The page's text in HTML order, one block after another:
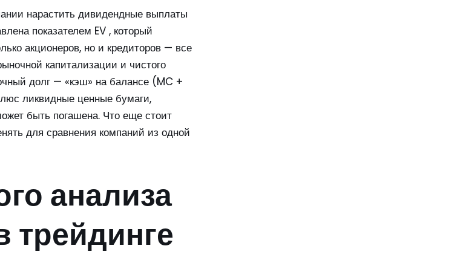
нарастить дивидендные выплаты
показателем EV , который
акционеров, но и кредиторов — все
капитализации и чистого
долг — «кэш» на балансе (MC +
ликвидные ценные бумаги,
быть погашена. Что еще стоит
для сравнения компаний из одной
анализа